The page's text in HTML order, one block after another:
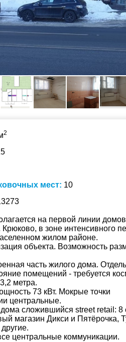
2
мест: 10
на первой линии
Крюково, в зоне интенсивного
жилом районе.
объекта. Возможность
часть жилого дома.
помещений - требуется
метра.
73 кВт. Мокрые точки
центральные.
сложившийся street retail: 8
магазин Дикси и Пятёрочка,
центральные коммуникации.